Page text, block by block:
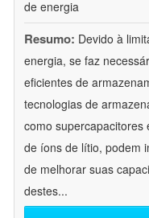
de energia
Resumo: Devido à
energia, se faz
eficientes de
tecnologias de
como supercapacitores
de íons de lítio, podem
de melhorar suas
destes...